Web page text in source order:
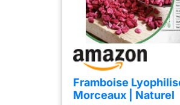
Framboise
Morceaux | Naturel